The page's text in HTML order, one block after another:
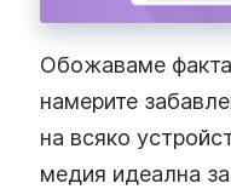
Обожаваме
намерите
на всяко
медия идеална